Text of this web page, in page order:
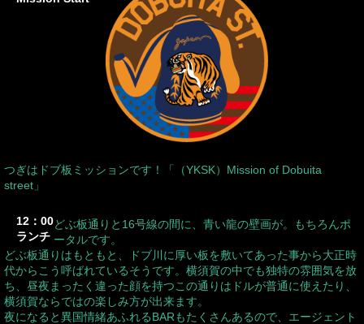
つぎはドブ板ミッションです！「（YKSK）Mission of Dobuita
street」
12：00
ランチ
どぶ板通りと16号線の間に、青い龍の壁画が。もちろんポ
ータルです。
どぶ板通りはもともと、ドブ川に厚い板を敷いてあった事から大正時
代からこう呼ばれているそうです。横須賀の中でも独特の雰囲気を放
ち、昼夜まったく違った顔を持つこの通りはドルが普通に使えたり、
横須賀ならではの楽しみ方が出来ます。
夜になると異国情緒あふれるBARもたくさんあるので、エージェント